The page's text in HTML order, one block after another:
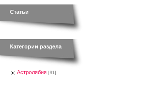
Статьи
Категории раздела
Астролябия [91]